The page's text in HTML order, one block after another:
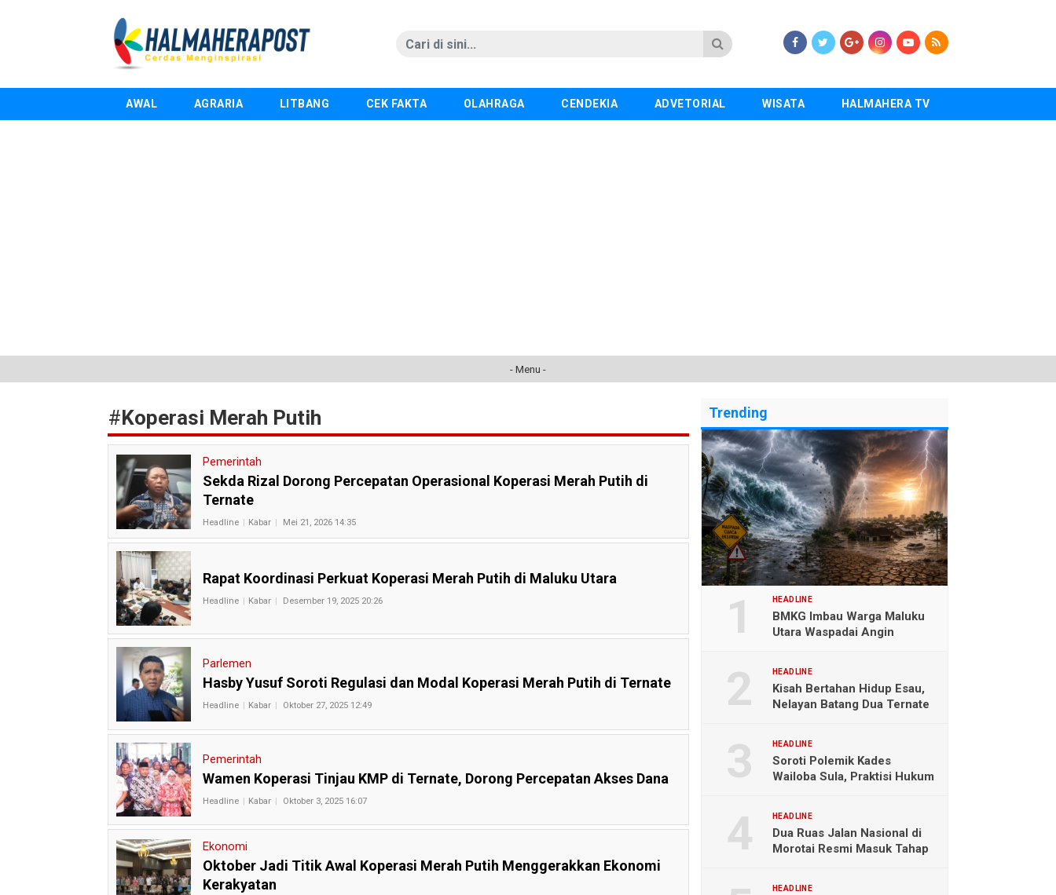
AWAL AGRARIA LITBANG CEK FAKTA OLAHRAGA CENDEKIA ADVETORIAL WISATA HALMAHERA TV
- Menu -
#Koperasi Merah Putih
Pemerintah
Sekda Rizal Dorong Percepatan Operasional Koperasi Merah Putih di
Ternate
Headline Kabar Mei 21, 2026 14:35
Rapat Koordinasi Perkuat Koperasi Merah Putih di Maluku Utara
Headline Kabar Desember 19, 2025 20:26
Parlemen
Hasby Yusuf Soroti Regulasi dan Modal Koperasi Merah Putih di Ternate
Headline Kabar Oktober 27, 2025 12:49
Pemerintah
Wamen Koperasi Tinjau KMP di Ternate, Dorong Percepatan Akses Dana
Headline Kabar Oktober 3, 2025 16:07
Ekonomi
Oktober Jadi Titik Awal Koperasi Merah Putih Menggerakkan Ekonomi
Kerakyatan
Trending
HEADLINE
BMKG Imbau Warga Maluku
Utara Waspadai Angin
HEADLINE
Kisah Bertahan Hidup Esau,
Nelayan Batang Dua Ternate
HEADLINE
Soroti Polemik Kades
Wailoba Sula, Praktisi Hukum
HEADLINE
Dua Ruas Jalan Nasional di
Morotai Resmi Masuk Tahap
HEADLINE